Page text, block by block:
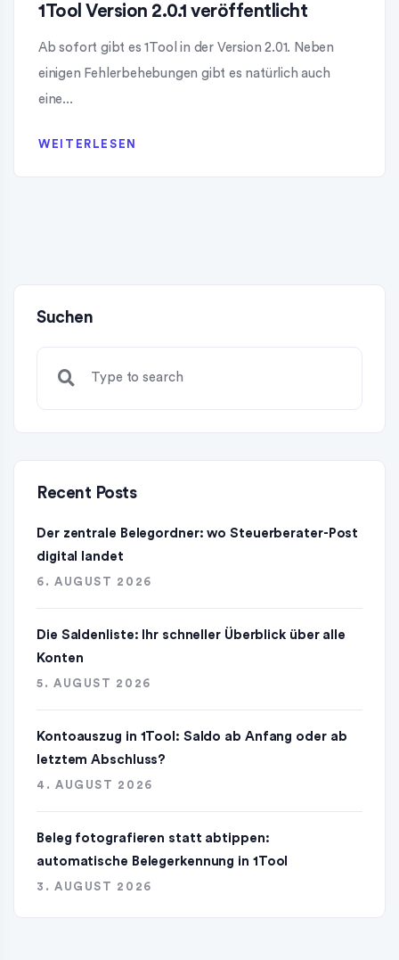
1Tool Version 2.0.1 veröffentlicht
Ab sofort gibt es 1Tool in der Version 2.01. Neben
einigen Fehlerbehebungen gibt es natürlich auch
eine...
WEITERLESEN
Suchen
Recent Posts
Der zentrale Belegordner: wo Steuerberater-Post
digital landet
6. AUGUST 2026
Die Saldenliste: Ihr schneller Überblick über alle
Konten
5. AUGUST 2026
Kontoauszug in 1Tool: Saldo ab Anfang oder ab
letztem Abschluss?
4. AUGUST 2026
Beleg fotografieren statt abtippen:
automatische Belegerkennung in 1Tool
3. AUGUST 2026